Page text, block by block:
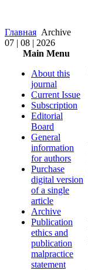
Главная Archive
07 | 08 | 2026
Main Menu
About this
journal
Current Issue
Subscription
Editorial
Board
General
information
for authors
Purchase
digital version
of a single
article
Archive
Publication
ethics and
publication
malpractice
statement